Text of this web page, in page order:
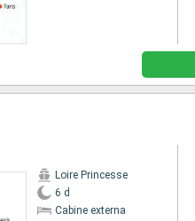
Loire Princesse
6 d
Cabine externa